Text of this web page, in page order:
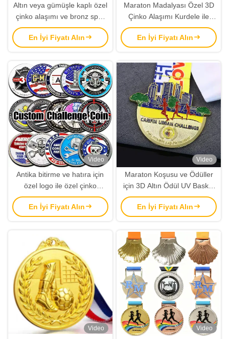
Altın veya gümüşle kaplı özel
çinko alaşımı ve bronz spor
madalyaları toptan satılıyor.
En İyi Fiyatı Alın
Maraton Madalyası Özel 3D
Çinko Alaşımı Kurdele ile
Koşu Yarışı OEM Toptan
En İyi Fiyatı Alın
Video
Antika bitirme ve hatıra için
özel logo ile özel çinko
alaşımı meydan okuma
paraları
En İyi Fiyatı Alın
Video
Maraton Koşusu ve Ödüller
için 3D Altın Ödül UV Baskılı
Çinko Alaşımlı Özel Spor
Madalyası
En İyi Fiyatı Alın
Video Video